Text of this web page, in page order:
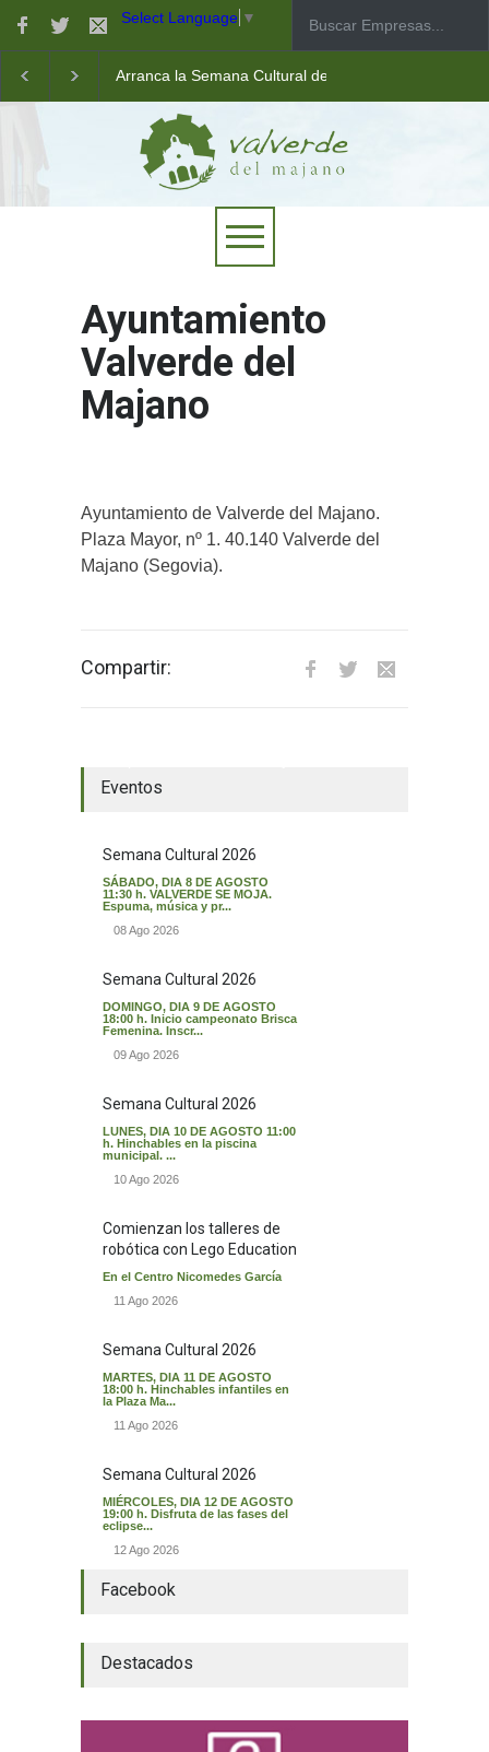
Select Language ▼
Arranca la Semana Cultural de Valverde
Taller de robótica para jóvenes
Las pistas municipales de pádel estrenan un nuevo
Ayuntamiento
Valverde del
Majano
Ayuntamiento de Valverde del Majano.
Plaza Mayor, nº 1. 40.140 Valverde del
Majano (Segovia).
Compartir:
Eventos
Semana Cultural 2026
SÁBADO, DIA 8 DE AGOSTO
11:30 h. VALVERDE SE MOJA.
Espuma, música y pr...
08 Ago 2026
Semana Cultural 2026
DOMINGO, DIA 9 DE AGOSTO
18:00 h. Inicio campeonato Brisca
Femenina. Inscr...
09 Ago 2026
Semana Cultural 2026
LUNES, DIA 10 DE AGOSTO 11:00
h. Hinchables en la piscina
municipal. ...
10 Ago 2026
Comienzan los talleres de
robótica con Lego Education
En el Centro Nicomedes García
11 Ago 2026
Semana Cultural 2026
MARTES, DIA 11 DE AGOSTO
18:00 h. Hinchables infantiles en
la Plaza Ma...
11 Ago 2026
Semana Cultural 2026
MIÉRCOLES, DIA 12 DE AGOSTO
19:00 h. Disfruta de las fases del
eclipse...
12 Ago 2026
Facebook
Destacados